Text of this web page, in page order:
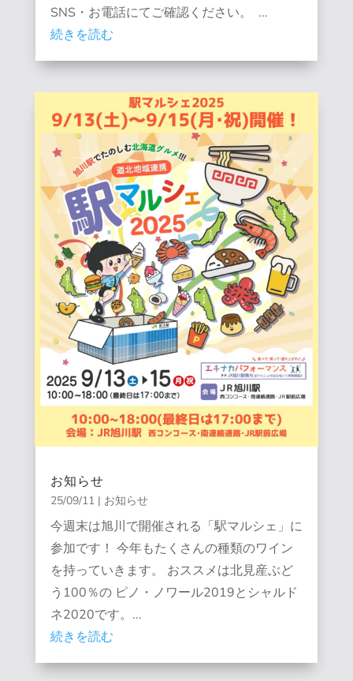
SNS・お電話にてご確認ください。 ...
続きを読む
お知らせ
25/09/11| お知らせ
今週末は旭川で開催される「駅マルシェ」に
参加です！ 今年もたくさんの種類のワイン
を持っていきます。 おススメは北見産ぶど
う100％の ピノ・ノワール2019とシャルド
ネ2020です。...
続きを読む